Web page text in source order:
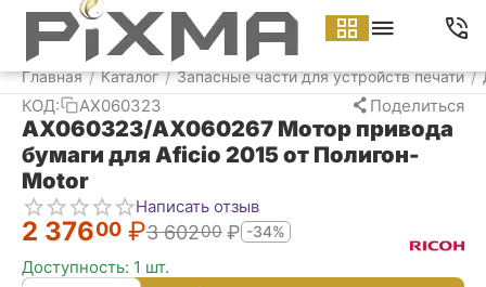
Главная / Каталог / Запасные части для устройств печати /
КОД: AX060323 Поделиться
AX060323/AX060267 Мотор привода
бумаги для Aficio 2015 от Полигон-
Motor
Написать отзыв
2 37600 ₽3 60200 ₽ -34%
Доступность: 1 шт.
Меню Найти Корзина Аккаунт